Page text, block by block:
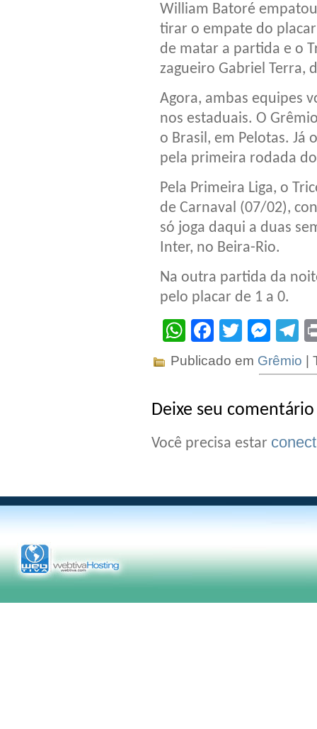
William Batoré
tirar o empate do
de matar a partida e o
zagueiro Gabriel Terra,
Agora, ambas equipes
nos estaduais. O
o Brasil, em Pelotas. Já
pela primeira rodada
Pela Primeira Liga, o
de Carnaval (07/02),
só joga daqui a duas
Inter, no Beira-Rio.
Na outra partida da
pelo placar de 1 a 0.
WhatsApp
Facebook
Twitter
Publicado em Grêmio |
Deixe seu comentário
Você precisa estar